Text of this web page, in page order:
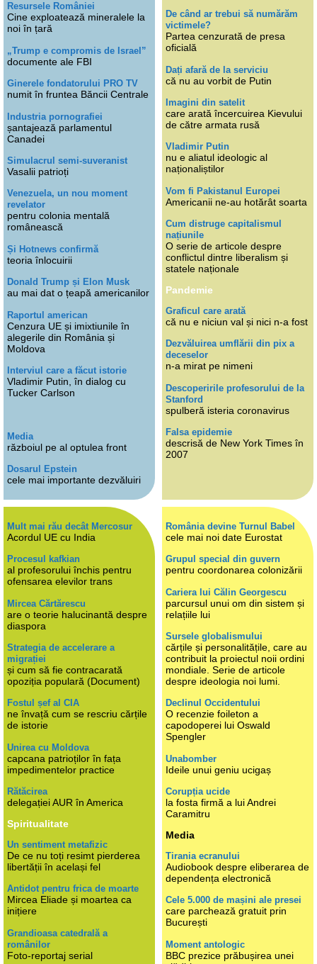
Resursele României
Cine exploatează mineralele la
noi în țară
„Trump e compromis de Israel”
documente ale FBI
Ginerele fondatorului PRO TV
numit în fruntea Băncii Centrale
Industria pornografiei
șantajează parlamentul
Canadei
Simulacrul semi-suveranist
Vasalii patrioți
Venezuela, un nou moment
revelator
pentru colonia mentală
românească
Și Hotnews confirmă
teoria înlocuirii
Donald Trump și Elon Musk
au mai dat o țeapă americanilor
Raportul american
Cenzura UE și imixtiunile în
alegerile din România și
Moldova
Interviul care a făcut istorie
Vladimir Putin, în dialog cu
Tucker Carlson
Media
războiul pe al optulea front
Dosarul Epstein
cele mai importante dezvăluiri
De când ar trebui să numărăm
victimele?
Partea cenzurată de presa
oficială
Dați afară de la serviciu
că nu au vorbit de Putin
Imagini din satelit
care arată încercuirea Kievului
de către armata rusă
Vladimir Putin
nu e aliatul ideologic al
naționaliștilor
Vom fi Pakistanul Europei
Americanii ne-au hotărât soarta
Cum distruge capitalismul
națiunile
O serie de articole despre
conflictul dintre liberalism și
statele naționale
Pandemie
Graficul care arată
că nu e niciun val și nici n-a fost
Dezvăluirea umflării din pix a
deceselor
n-a mirat pe nimeni
Descoperirile profesorului de la
Stanford
spulberă isteria coronavirus
Falsa epidemie
descrisă de New York Times în
2007
Mult mai rău decât Mercosur
Acordul UE cu India
Procesul kafkian
al profesorului închis pentru
ofensarea elevilor trans
Mircea Cărtărescu
are o teorie halucinantă despre
diaspora
Strategia de accelerare a
migrației
și cum să fie contracarată
opoziția populară (Document)
Fostul șef al CIA
ne învață cum se rescriu cărțile
de istorie
Unirea cu Moldova
capcana patrioților în fața
impedimentelor practice
Rătăcirea
delegației AUR în America
Spiritualitate
Un sentiment metafizic
De ce nu toți resimt pierderea
libertății în același fel
Antidot pentru frica de moarte
Mircea Eliade și moartea ca
inițiere
Grandioasa catedrală a
românilor
Foto-reportaj serial
România devine Turnul Babel
cele mai noi date Eurostat
Grupul special din guvern
pentru coordonarea colonizării
Cariera lui Călin Georgescu
parcursul unui om din sistem și
relațiile lui
Sursele globalismului
cărțile și personalitățile, care au
contribuit la proiectul noii ordini
mondiale. Serie de articole
despre ideologia noi lumi.
Declinul Occidentului
O recenzie foileton a
capodoperei lui Oswald
Spengler
Unabomber
Ideile unui geniu ucigaș
Corupția ucide
la fosta firmă a lui Andrei
Caramitru
Media
Tirania ecranului
Audiobook despre eliberarea de
dependența electronică
Cele 5.000 de mașini ale presei
care parchează gratuit prin
București
Moment antologic
BBC prezice prăbușirea unei